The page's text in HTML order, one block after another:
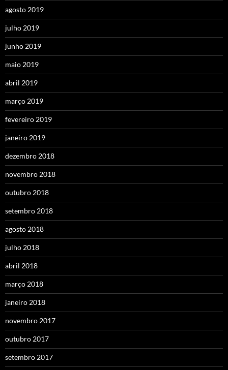
agosto 2019
julho 2019
junho 2019
maio 2019
abril 2019
março 2019
fevereiro 2019
janeiro 2019
dezembro 2018
novembro 2018
outubro 2018
setembro 2018
agosto 2018
julho 2018
abril 2018
março 2018
janeiro 2018
novembro 2017
outubro 2017
setembro 2017